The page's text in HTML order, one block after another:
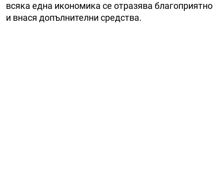
всяка една икономика се отразява благоприятно
и внася допълнителни средства.